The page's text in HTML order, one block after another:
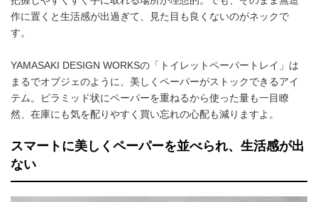
作に置くと生活感が出過ぎて、見た目も良くないのがネックで
す。
YAMASAKI DESIGN WORKSの「トイレットペーパートレイ」は
まるでオブジェのように、美しくペーパーがストックできるアイ
テム。ピラミッド状にペーパーを重ねるから使った量も一目瞭
然、在庫にも気を配りやすく買い忘れの心配も減りますよ。
スマートに美しくペーパーを並べられ、生活感が出
ない